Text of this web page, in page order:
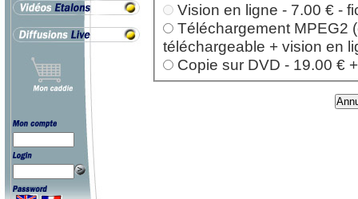
Vision en ligne - 7.00 € -
Téléchargement MPEG2
téléchargeable + vision en
Copie sur DVD - 19.00 €